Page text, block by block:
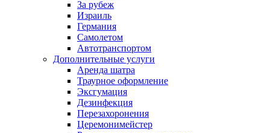
За рубеж
Израиль
Германия
Самолетом
Автотранспортом
Дополнительные услуги
Аренда шатра
Траурное оформление
Эксгумация
Дезинфекция
Перезахоронения
Церемонимейстер